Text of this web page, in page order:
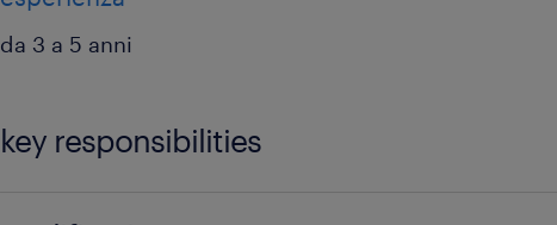
da 3 a 5 anni
key responsibilities